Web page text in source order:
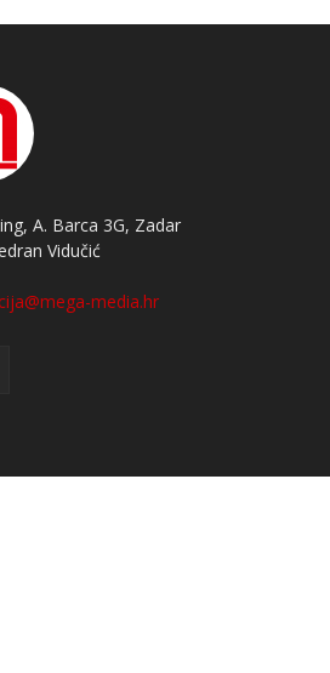
A. Barca 3G, Zadar
Vidučić
media.hr